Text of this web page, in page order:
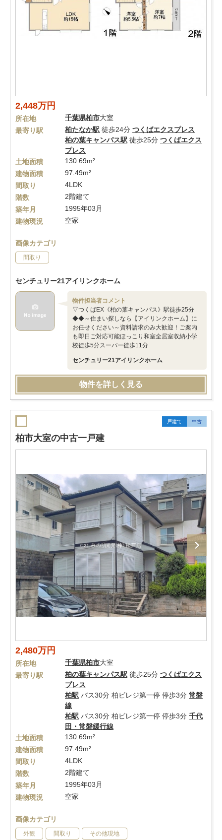
2,448万円
所在地 千葉県柏市大室
最寄り駅
柏たなか駅 徒歩24分 つくばエクスプレス
柏の葉キャンパス駅 徒歩25分 つくばエクス
プレス
土地面積
130.69m²
建物面積
97.49m²
間取り
4LDK
階数
2階建て
築年月
1995年03月
建物現況
空家
画像カテゴリ
間取り
センチュリー21アイリンクホーム
物件担当者コメント
▽つくばEX《柏の葉キャンパス》駅徒歩25分
◆◆～住まい探しなら【アイリンクホーム】に
お任せください～資料請求のみ大歓迎！ご案内
も即日ご対応可能ほっこり和室全居室収納小学
校徒歩5分スーパー徒歩11分
センチュリー21アイリンクホーム
物件を詳しく見る
戸建て 中古
柏市大室の中古一戸建
2,480万円
所在地 千葉県柏市大室
最寄り駅
柏の葉キャンパス駅 徒歩25分 つくばエクス
プレス
柏駅 バス30分 柏ビレジ第一停 停歩3分 常磐
線
柏駅 バス30分 柏ビレジ第一停 停歩3分 千代
田・常磐緩行線
土地面積
130.69m²
建物面積
97.49m²
間取り
4LDK
階数
2階建て
築年月
1995年03月
建物現況
空家
画像カテゴリ
外観 間取り その他現地